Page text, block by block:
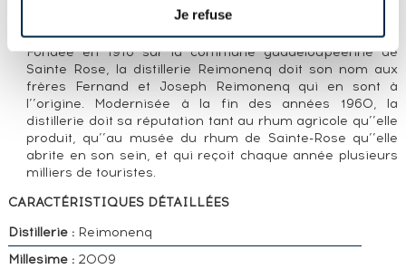
Je refuse
LA DISTILLERIE REIMONENQ
Fondée en 1916 sur la commune guadeloupéenne de
Sainte Rose, la distillerie Reimonenq doit son nom aux
frères Fernand et Joseph Reimonenq qui en sont à
l’’origine. Modernisée à la fin des années 1960, la
distillerie doit sa réputation tant au rhum agricole qu’’elle
produit, qu’’au musée du rhum de Sainte-Rose qu’’elle
abrite en son sein, et qui reçoit chaque année plusieurs
milliers de touristes.
CARACTÉRISTIQUES DÉTAILLÉES
Distillerie :Reimonenq
Millesime :2009